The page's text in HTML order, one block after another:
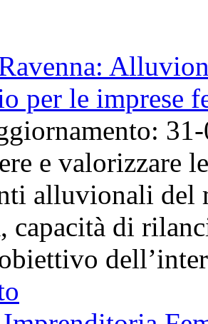
per le imprese
e valorizzare
alluvionali del
capacità di